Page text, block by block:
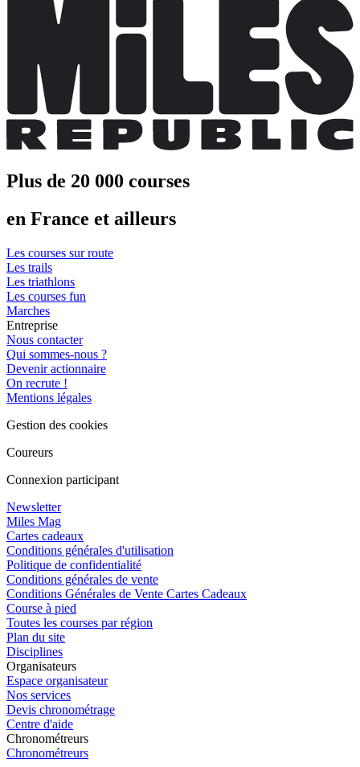
Plus de 20 000 courses
en France et ailleurs
Les courses sur route
Les trails
Les triathlons
Les courses fun
Marches
Entreprise
Nous contacter
Qui sommes-nous ?
Devenir actionnaire
On recrute !
Mentions légales
Gestion des cookies
Coureurs
Connexion participant
Newsletter
Miles Mag
Cartes cadeaux
Conditions générales d'utilisation
Politique de confidentialité
Conditions générales de vente
Conditions Générales de Vente Cartes Cadeaux
Course à pied
Toutes les courses par région
Plan du site
Disciplines
Organisateurs
Espace organisateur
Nos services
Devis chronométrage
Centre d'aide
Chronométreurs
Chronométreurs